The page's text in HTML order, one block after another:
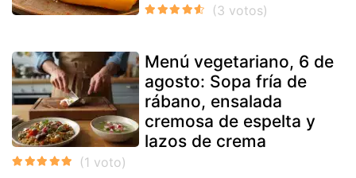
Menú vegetariano, 6 de
agosto: Sopa fría de
rábano, ensalada
cremosa de espelta y
lazos de crema